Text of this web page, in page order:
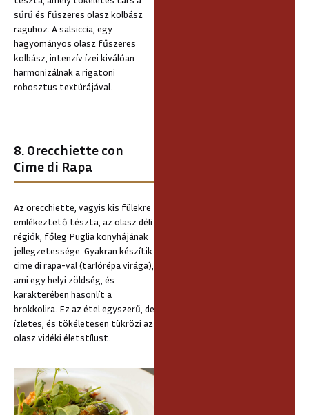
sűrű és fűszeres olasz kolbász
raguhoz. A salsiccia, egy
hagyományos olasz fűszeres
kolbász, intenzív ízei kiválóan
harmonizálnak a rigatoni
robosztus textúrájával.
8. Orecchiette con
Cime di Rapa
Az orecchiette, vagyis kis fülekre
emlékeztető tészta, az olasz déli
régiók, főleg Puglia konyhájának
jellegzetessége. Gyakran készítik
cime di rapa-val (tarlórépa virága),
ami egy helyi zöldség, és
karakterében hasonlít a
brokkolira. Ez az étel egyszerű, de
ízletes, és tökéletesen tükrözi az
olasz vidéki életstílust.